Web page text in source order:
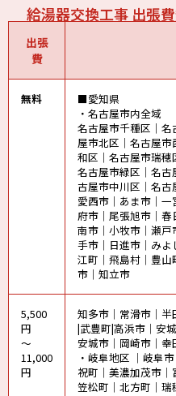
給湯器交換工事 出張
出張
費
無料
■愛知県
・名古屋市内全域
名古屋市千種区｜
屋市北区｜名古屋
和区｜名古屋市瑞穂
名古屋市緑区｜名
古屋市中川区｜名
愛西市｜あま市｜
府市｜尾張旭市｜
南市｜小牧市｜瀬
手市｜日進市｜みよ
江町｜飛島村｜豊
市｜知立市
5,500
円
～
11,000
円
知多市｜常滑市｜
|武豊町|高浜市｜安
安城市｜岡崎市｜
・岐阜地区 ｜岐阜
祝町｜美濃加茂市｜
笠松町｜北方町｜